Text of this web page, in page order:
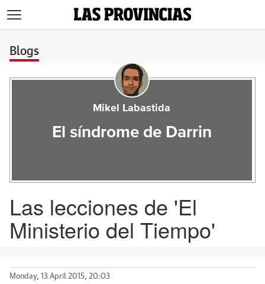
Blogs
Mikel Labastida
El síndrome de Darrin
Las lecciones de 'El
Ministerio del Tiempo'
Monday, 13 April 2015, 20:03